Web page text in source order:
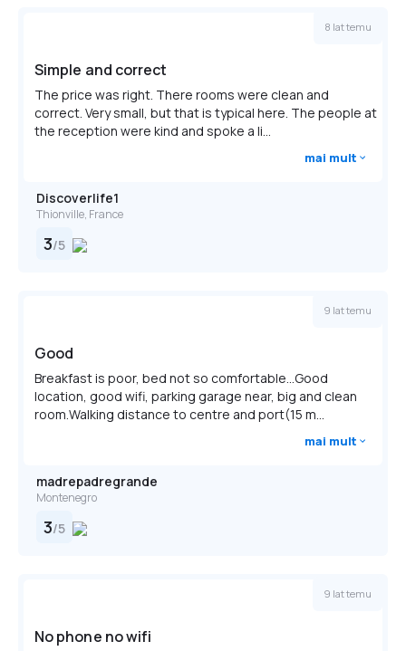
details, please contact the property using information in
One child 3 years old or younger stays free when
occupying the parent or guardian's room, using existing
bedding.
booking confirmation.
Contactless check-in is available.
Discoverlife1
Thionville, France
3/5
8 lat temu
Simple and correct
The price was right. There rooms were clean and
correct. Very small, but that is typical here. The people at
the reception were kind and spoke a li...
mai mult
madrepadregrande
Montenegro
3/5
9 lat temu
Good
Breakfast is poor, bed not so comfortable...Good
location, good wifi, parking garage near, big and clean
room.Walking distance to centre and port(15 m...
mai mult
9 lat temu
No phone no wifi